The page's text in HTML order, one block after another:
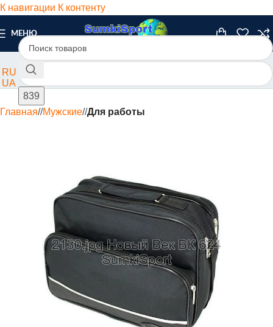
К навигации К контенту
МЕНЮ
RU
UA
Главная/ Мужские/ Для работы